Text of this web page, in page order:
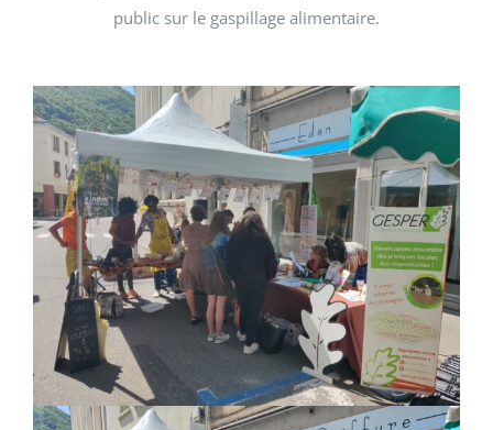
public sur le gaspillage alimentaire.